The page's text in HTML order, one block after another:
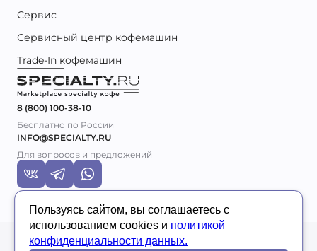
Пользуясь сайтом, вы соглашаетесь с
использованием cookies и политикой
конфиденциальности данных.
Сервис
Сервисный центр кофемашин
Trade-In кофемашин
8 (800) 100-38-10
Бесплатно по России
INFO@SPECIALTY.RU
Для вопросов и предложений
© 2026 Specialty.ru